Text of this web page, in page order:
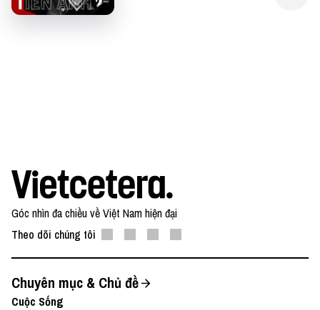
Góc nhìn đa chiều về Việt Nam hiện đại
Theo dõi chúng tôi
Chuyên mục & Chủ đề
Cuộc Sống